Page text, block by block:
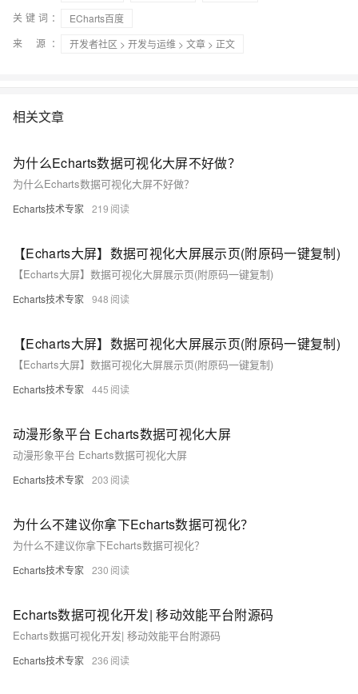
关键词：
ECharts百度
来 源：
开发者社区 > 开发与运维 > 文章 > 正文
相关文章
为什么Echarts数据可视化大屏不好做？
为什么Echarts数据可视化大屏不好做？
Echarts技术专家 219
【Echarts大屏】数据可视化大屏展示页(附原码一键复制)
【Echarts大屏】数据可视化大屏展示页(附原码一键复制)
Echarts技术专家 948
【Echarts大屏】数据可视化大屏展示页(附原码一键复制)
【Echarts大屏】数据可视化大屏展示页(附原码一键复制)
Echarts技术专家 445
动漫形象平台 Echarts数据可视化大屏
动漫形象平台 Echarts数据可视化大屏
Echarts技术专家 203
为什么不建议你拿下Echarts数据可视化？
为什么不建议你拿下Echarts数据可视化？
Echarts技术专家 230
Echarts数据可视化开发| 移动效能平台附源码
Echarts数据可视化开发| 移动效能平台附源码
Echarts技术专家 236